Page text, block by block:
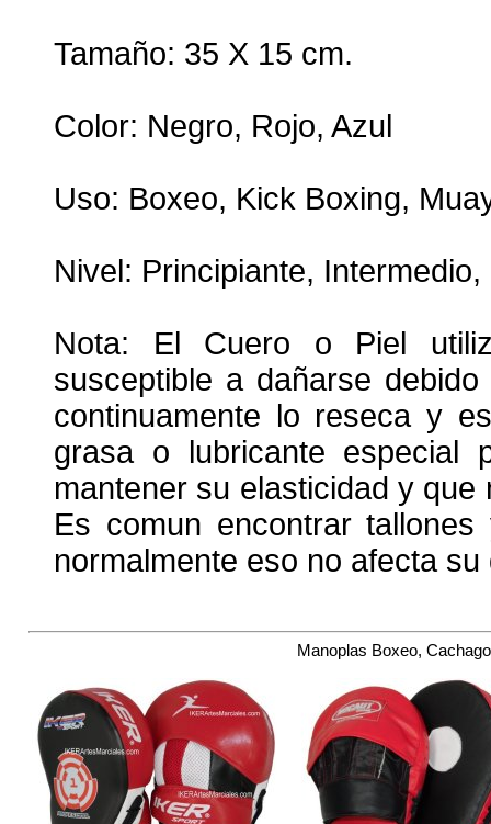
Tamaño: 35 X 15 cm.
Color: Negro, Rojo, Azul
Uso: Boxeo, Kick Boxing,
Nivel: Principiante,
Nota: El Cuero o Piel
susceptible a dañarse
continuamente lo reseca y
grasa o lubricante especial
mantener su elasticidad y
Es comun encontrar
normalmente eso no afecta
Manoplas Boxeo,